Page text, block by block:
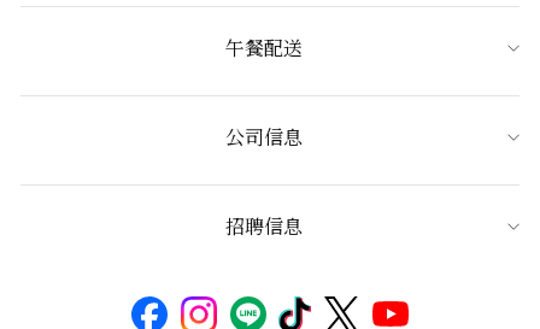
午餐配送
公司信息
招聘信息